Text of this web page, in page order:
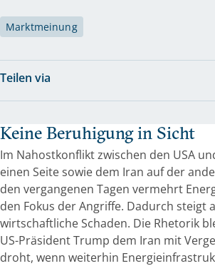
Marktmeinung
Teilen via
Keine Beruhigung in Sicht
Im Nahostkonflikt zwischen den USA
einen Seite sowie dem Iran auf der
den vergangenen Tagen vermehrt
den Fokus der Angriffe. Dadurch steigt
wirtschaftliche Schaden. Die Rhetorik
US-Präsident Trump dem Iran mit
droht, wenn weiterhin